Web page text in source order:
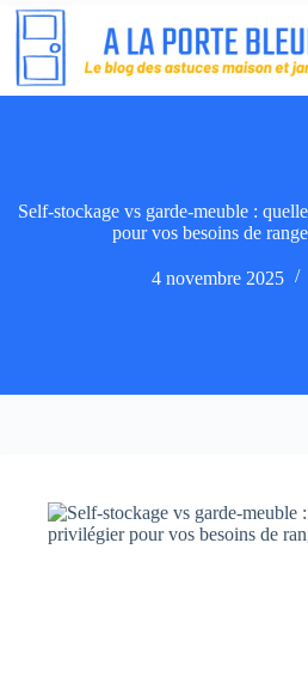
Passer
au
contenu
Self-stockage vs garde-meuble :
pour vos besoins de
4 novembre 2025